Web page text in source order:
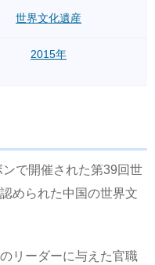
世界文化遺産
2015年
で開催された第39回世
められた中国の世界文
リーダーに与えた官職